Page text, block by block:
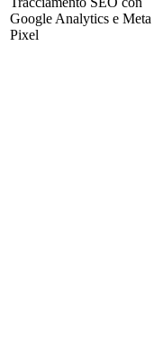
Google Analytics e Meta
Pixel